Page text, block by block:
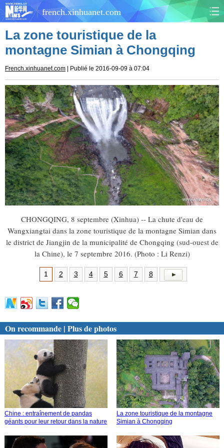
french.xinhuanet.com
CHINE MONDE
CULTURE SOCIÉTÉ
SANTÉ SPORTS
SCI&TECH PLANÈTE
TOURISME DOCUMENTS
DOSSIERS PHOTOS
La zone touristique de la
montagne Simian à Chongqing
French.xinhuanet.com | Publié le 2016-09-09 à 07:04
CHONGQING, 8 septembre (Xinhua) -- La chute d'eau de
Wangxiangtai dans la zone touristique de la montagne Simian dans
le district de Jiangjin de la municipalité de Chongqing (sud-ouest de
la Chine), le 7 septembre 2016. (Photo : Li Renzi)
1 2 3 4 5 6 7 8
On recommande | Plus de photos
Chine : entraînement de pandas
géants pour leur retour dans la nature
La zone touristique de la montagne
Simian à Chongqing